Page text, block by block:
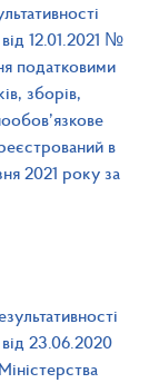
12.01.2021 №
податковими
зборів,
в
2021 року за
від 23.06.2020